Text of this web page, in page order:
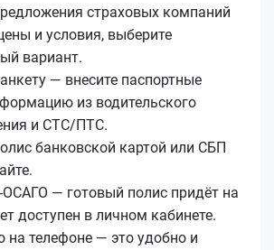
страховых компаний
и условия, выберите
вариант.
— внесите паспортные
из водительского
и СТС/ПТС.
банковской картой или СБП
— готовый полис придёт на
доступен в личном кабинете.
на телефоне — это удобно и